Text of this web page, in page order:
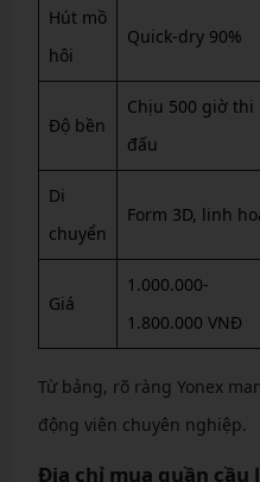
Hút mồ
hôi
Quick-dry 90%
Độ bền
Chịu 500 giờ thi
đấu
Di
chuyển
Form 3D, linh
Giá
1.000.000-
1.800.000 VNĐ
Từ bảng, rõ ràng Yonex
động viên chuyên nghiệp.
Địa chỉ mua quần cầu